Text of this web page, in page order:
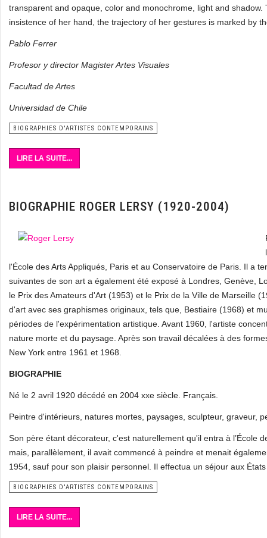
transparent and opaque, color and monochrome, light and
insistence of her hand, the trajectory of her gestures is marked by
Pablo Ferrer
Profesor y director Magister Artes Visuales
Facultad de Artes
Universidad de Chile
BIOGRAPHIES D'ARTISTES CONTEMPORAINS
LIRE LA SUITE...
BIOGRAPHIE ROGER LERSY (1920-2004)
l'École des Arts Appliqués, Paris et au Conservatoire de Paris. Il a
suivantes de son art a également été exposé à Londres, Genève,
le Prix des Amateurs d'Art (1953) et le Prix de la Ville de Marseille
d'art avec ses graphismes originaux, tels que, Bestiaire (1968) et
périodes de l'expérimentation artistique. Avant 1960, l'artiste
nature morte et du paysage. Après son travail décalées à des
New York entre 1961 et 1968.
BIOGRAPHIE
Né le 2 avril 1920 décédé en 2004 xxe siècle. Français.
Peintre d'intérieurs, natures mortes, paysages, sculpteur, graveur,
Son père étant décorateur, c'est naturellement qu'il entra à l’École
mais, parallèlement, il avait commencé à peindre et menait
1954, sauf pour son plaisir personnel. Il effectua un séjour aux
BIOGRAPHIES D'ARTISTES CONTEMPORAINS
LIRE LA SUITE...